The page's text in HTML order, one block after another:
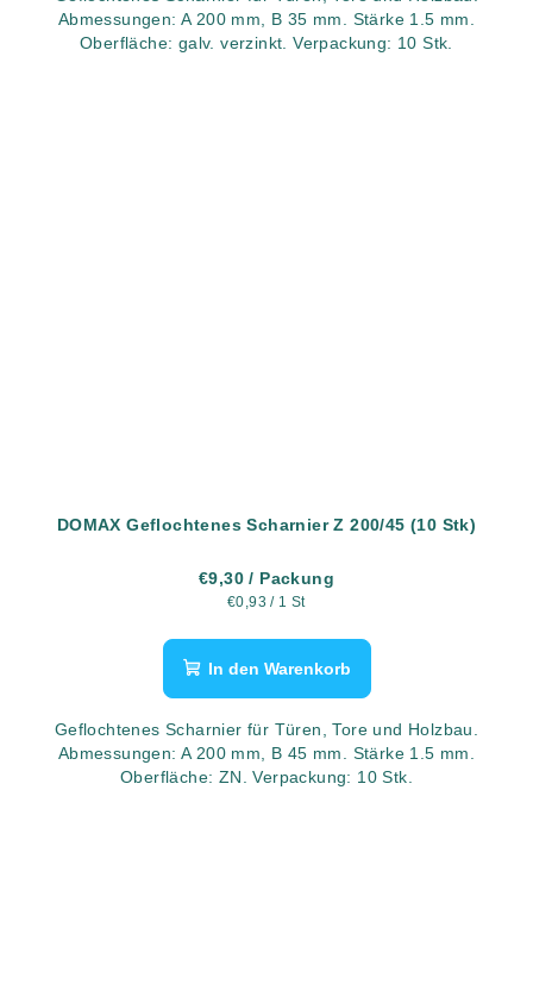
Abmessungen: A 200 mm, B 35 mm. Stärke 1.5 mm.
Oberfläche: galv. verzinkt. Verpackung: 10 Stk.
DOMAX Geflochtenes Scharnier Z 200/45 (10 Stk)
€9,30/ Packung
Verkaufspreis:
€0,93 / 1 St
In den Warenkorb
Geflochtenes Scharnier für Türen, Tore und Holzbau.
Abmessungen: A 200 mm, B 45 mm. Stärke 1.5 mm.
Oberfläche: ZN. Verpackung: 10 Stk.